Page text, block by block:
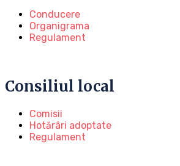
Conducere
Organigrama
Regulament
Consiliul local
Comisii
Hotărâri adoptate
Regulament